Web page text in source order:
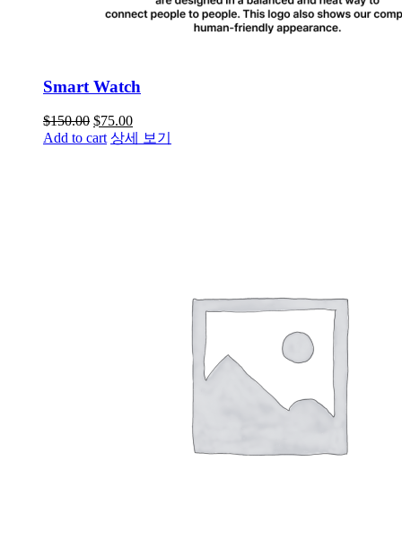
Smart Watch
$150.00 $75.00
Add to cart 상세 보기